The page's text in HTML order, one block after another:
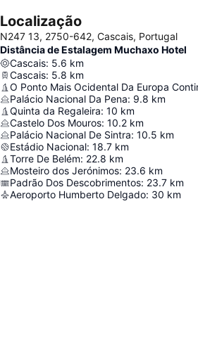
Localização
N247 13, 2750-642, Cascais, Portugal
Distância de Estalagem Muchaxo Hotel
Cascais: 5.6 km
Cascais: 5.8 km
O Ponto Mais Ocidental Da Europa
Palácio Nacional Da Pena: 9.8 km
Quinta da Regaleira: 10 km
Castelo Dos Mouros: 10.2 km
Palácio Nacional De Sintra: 10.5 km
Estádio Nacional: 18.7 km
Torre De Belém: 22.8 km
Mosteiro dos Jerónimos: 23.6 km
Padrão Dos Descobrimentos: 23.7 km
Aeroporto Humberto Delgado: 30 km